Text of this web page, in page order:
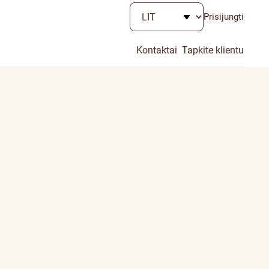
Prisijungti
Kontaktai Tapkite klientu